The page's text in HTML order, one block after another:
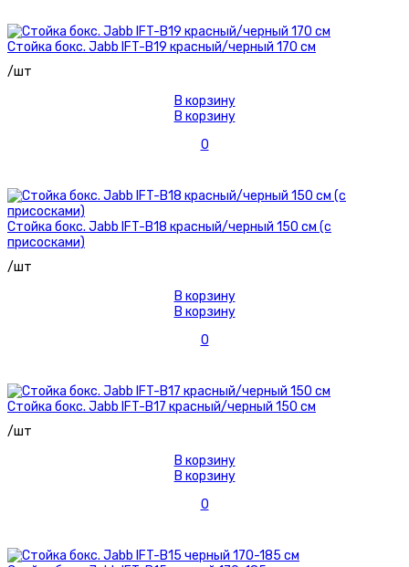
Стойка бокс. Jabb IFT-B19 красный/черный 170 см
/шт
В корзину
В корзину
0
Стойка бокс. Jabb IFT-B18 красный/черный 150 см (с
присосками)
/шт
В корзину
В корзину
0
Стойка бокс. Jabb IFT-B17 красный/черный 150 см
/шт
В корзину
В корзину
0